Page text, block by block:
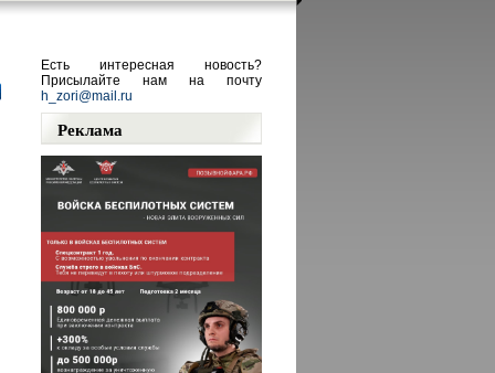
Есть интересная новость?
Присылайте нам на почту
h_zori@mail.ru
Реклама